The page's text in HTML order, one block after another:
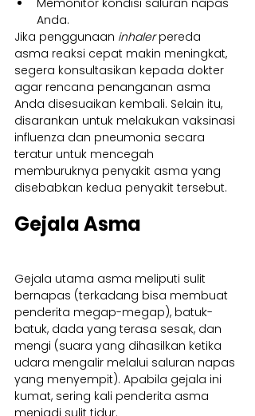
Anda.
Jika penggunaan inhaler pereda
asma reaksi cepat makin meningkat,
segera konsultasikan kepada dokter
agar rencana penanganan asma
Anda disesuaikan kembali. Selain itu,
disarankan untuk melakukan vaksinasi
influenza dan pneumonia secara
teratur untuk mencegah
memburuknya penyakit asma yang
disebabkan kedua penyakit tersebut.
Gejala Asma
Gejala utama asma meliputi sulit
bernapas (terkadang bisa membuat
penderita megap-megap), batuk-
batuk, dada yang terasa sesak, dan
mengi (suara yang dihasilkan ketika
udara mengalir melalui saluran napas
yang menyempit). Apabila gejala ini
kumat, sering kali penderita asma
menjadi sulit tidur.